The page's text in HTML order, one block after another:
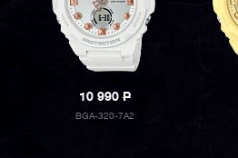
10 990P
BGA-320-7A2